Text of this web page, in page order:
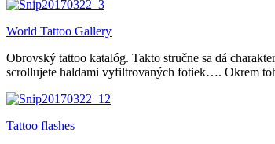
World Tattoo Gallery
Obrovský tattoo katalóg. Takto stručne sa dá
scrollujete haldami vyfiltrovaných fotiek…. Okrem
Tattoo flashes